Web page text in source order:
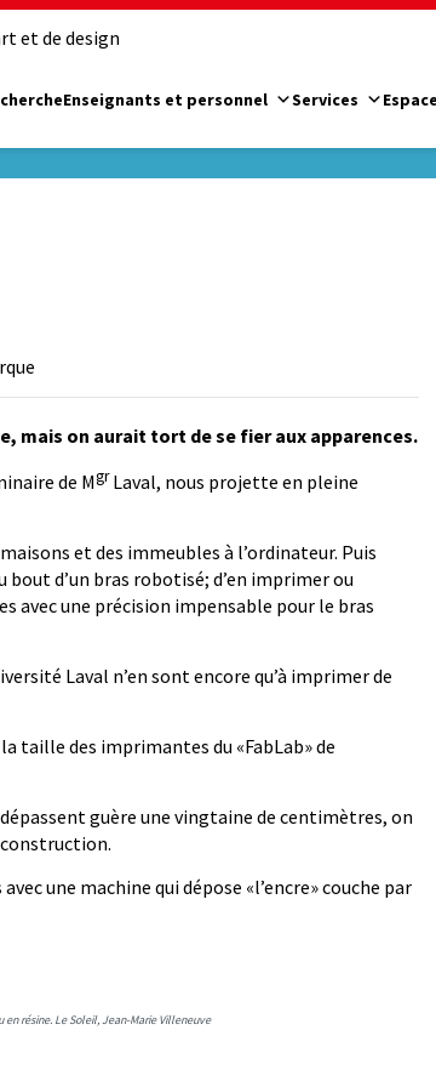
et de design
Enseignants et personnel Services
mais on aurait tort de se fier aux apparences.
de MgrLaval, nous projette en pleine
et des immeubles à l’ordinateur. Puis
bout d’un bras robotisé; d’en imprimer ou
avec une précision impensable pour le bras
Laval n’en sont encore qu’à imprimer de
taille des imprimantes du «Fab­Lab» de
guère une vingtaine de centimètres, on
construction.
une machine qui dépose «l’encre» couche par
résine. Le Soleil, Jean-Marie Villeneuve